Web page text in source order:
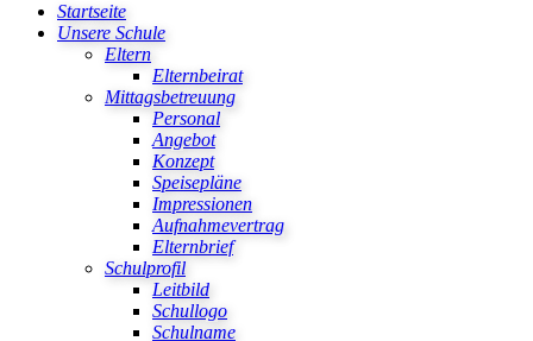
Startseite
Unsere Schule
Eltern
Elternbeirat
Mittagsbetreuung
Personal
Angebot
Konzept
Speisepläne
Impressionen
Aufnahmevertrag
Elternbrief
Schulprofil
Leitbild
Schullogo
Schulname